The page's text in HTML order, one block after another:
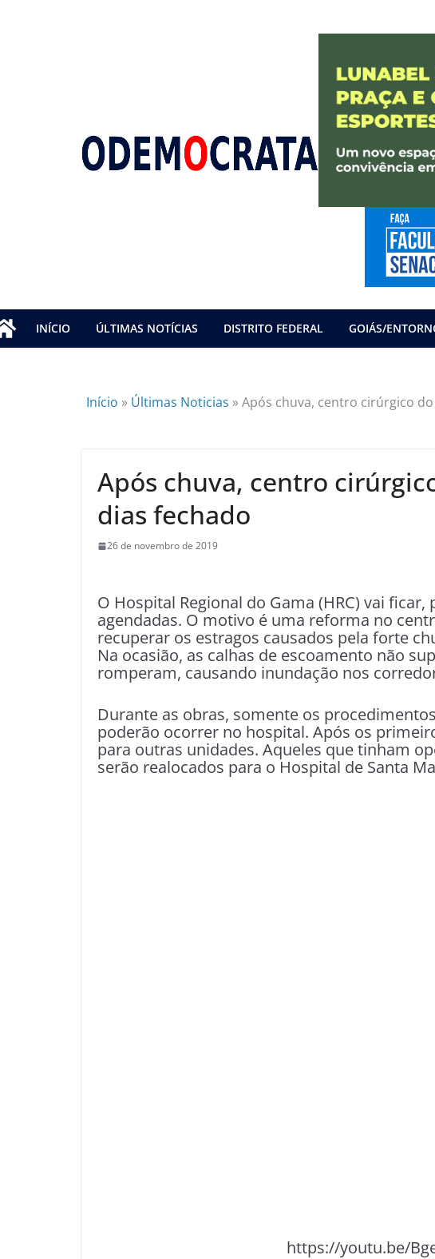
INÍCIO ÚLTIMAS NOTÍCIAS DISTRITO FEDERAL GOIÁS/
Início » Últimas Noticias »Após chuva, centro cirúrgico
Após chuva, centro
dias fechado
26 de novembro de 2019
O Hospital Regional do Gama (HRC) vai
agendadas. O motivo é uma reforma no
recuperar os estragos causados pela forte
Na ocasião, as calhas de escoamento não
romperam, causando inundação nos
Durante as obras, somente os
poderão ocorrer no hospital. Após os
para outras unidades. Aqueles que tinham
serão realocados para o Hospital de Santa
https://youtu.be/